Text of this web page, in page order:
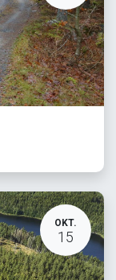
OKT.
15